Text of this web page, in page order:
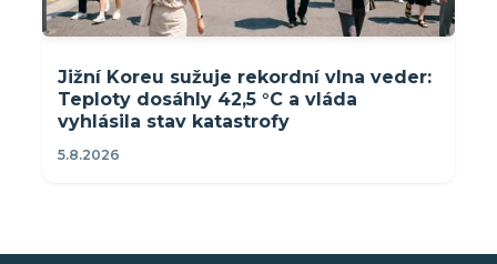
Jižní Koreu sužuje rekordní vlna veder:
Teploty dosáhly 42,5 °C a vláda
vyhlásila stav katastrofy
5.8.2026